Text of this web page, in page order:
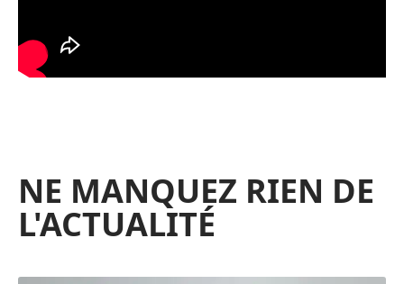
NE MANQUEZ RIEN DE
L'ACTUALITÉ